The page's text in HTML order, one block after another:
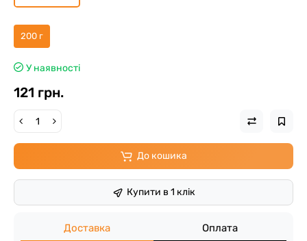
200 г
У наявності
121 грн.
До кошика
Купити в 1 клік
Доставка Оплата